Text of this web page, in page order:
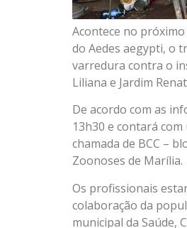
Acontece no
do Aedes aegypti, o
varredura contra o
Liliana e Jardim
De acordo com as
13h30 e contará
chamada de BCC –
Zoonoses de Marília.
Os profissionais
colaboração da
municipal da Saúde,